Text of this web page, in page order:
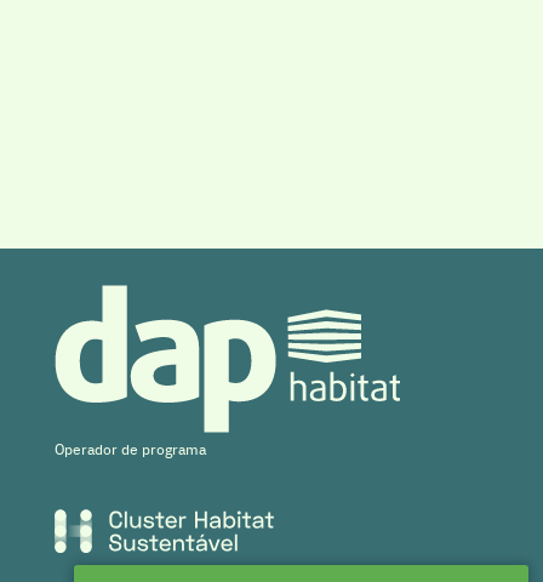
Operador de programa